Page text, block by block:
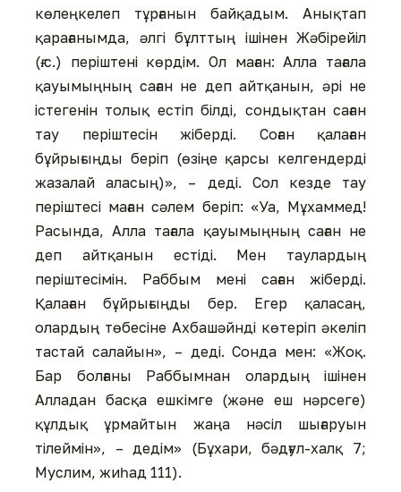
көлеңкелеп тұрғанын байқадым. Анықтап
қарағанымда, әлгі бұлттың ішінен Жәбірейіл
(ғ.с.) періштені көрдім. Ол маған: Алла тағала
қауымыңның саған не деп айтқанын, әрі не
істегенін толық естіп білді, сондықтан саған
тау періштесін жіберді. Соған қалаған
бұйрығыңды беріп (өзіңе қарсы келгендерді
жазалай аласың)», – деді. Сол кезде тау
періштесі маған сәлем беріп: «Уа, Мұхаммед!
Расында, Алла тағала қауымыңның саған не
деп айтқанын естіді. Мен таулардың
періштесімін. Раббым мені саған жіберді.
Қалаған бұйрығыңды бер. Егер қаласаң,
олардың төбесіне Ахбашәйнді көтеріп әкеліп
тастай салайын», – деді. Сонда мен: «Жоқ.
Бар болғаны Раббымнан олардың ішінен
Алладан басқа ешкімге (және еш нәрсеге)
құлдық ұрмайтын жаңа нәсіл шығаруын
тілеймін», – дедім» (Бұхари, бәдғул-халқ 7;
Муслим, жиһад 111).